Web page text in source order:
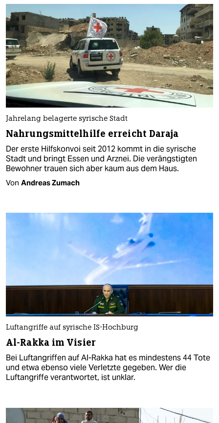
Jahrelang belagerte syrische Stadt
Nahrungsmittelhilfe erreicht Daraja
Der erste Hilfskonvoi seit 2012 kommt in die syrische
Stadt und bringt Essen und Arznei. Die verängstigten
Bewohner trauen sich aber kaum aus dem Haus.
Von Andreas Zumach
Luftangriffe auf syrische IS-Hochburg
Al-Rakka im Visier
Bei Luftangriffen auf Al-Rakka hat es mindestens 44 Tote
und etwa ebenso viele Verletzte gegeben. Wer die
Luftangriffe verantwortet, ist unklar.